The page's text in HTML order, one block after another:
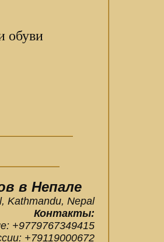
обуви
в Непале
, Kathmandu, Nepal
Контакты:
+9779767349415
+79119000672